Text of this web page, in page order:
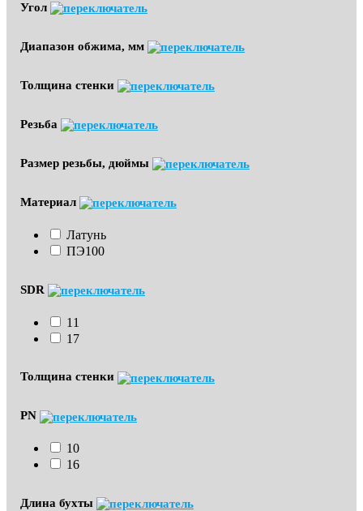
Угол
Диапазон обжима, мм
Толщина стенки
Резьба
Размер резьбы, дюймы
Материал
Латунь
ПЭ100
SDR
11
17
Толщина стенки
PN
10
16
Длина бухты